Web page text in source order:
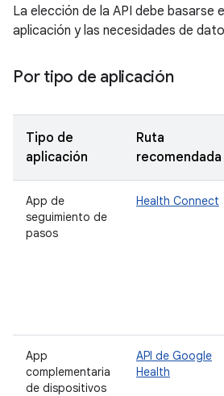
La elección de la API debe basarse
aplicación y las necesidades de
Por tipo de aplicación
Tipo de
aplicación
Ruta
recomendada
App de
seguimiento de
pasos
Health Connect
App
complementaria
de dispositivos
API de Google
Health